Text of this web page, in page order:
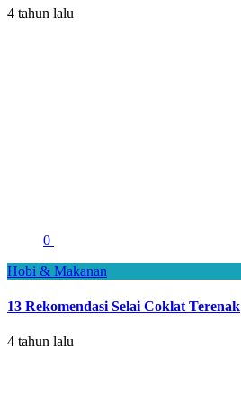
4 tahun lalu
0
Hobi & Makanan
13 Rekomendasi Selai Coklat Terenak
4 tahun lalu